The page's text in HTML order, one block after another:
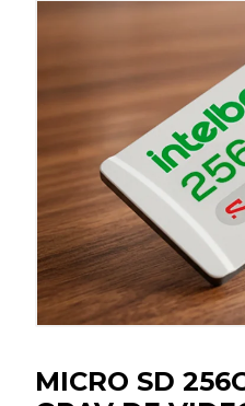
MICRO SD